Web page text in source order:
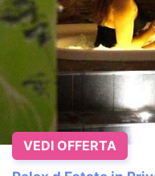
VEDI OFFERTA